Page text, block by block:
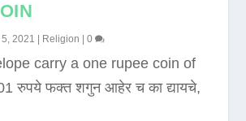
5, 2021 Religion |0
carry a one rupee coin of
रुपये फक्त शगुन आहेर च का द्यायचे,